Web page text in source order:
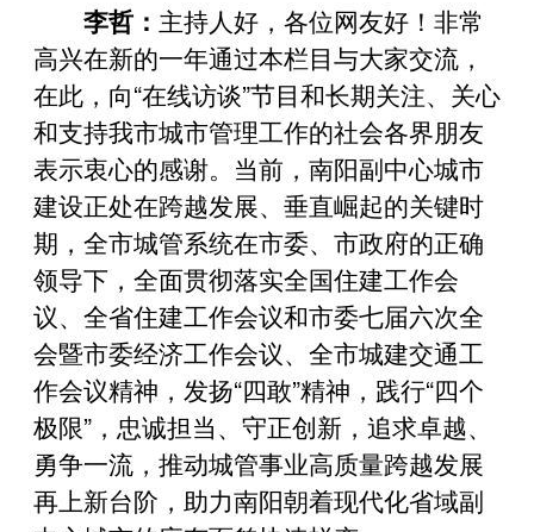
李哲： 主持人好，各位网友好！非常
高兴在新的一年通过本栏目与大家交流，
在此，向“在线访谈”节目和长期关注、关心
和支持我市城市管理工作的社会各界朋友
表示衷心的感谢。当前，南阳副中心城市
建设正处在跨越发展、垂直崛起的关键时
期，全市城管系统在市委、市政府的正确
领导下，全面贯彻落实全国住建工作会
议、全省住建工作会议和市委七届六次全
会暨市委经济工作会议、全市城建交通工
作会议精神，发扬“四敢”精神，践行“四个
极限”，忠诚担当、守正创新，追求卓越、
勇争一流，推动城管事业高质量跨越发展
再上新台阶，助力南阳朝着现代化省域副